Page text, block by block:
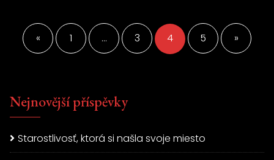
Stránkování
příspěvků
« 1 … 3 4 5 »
Nejnovější příspěvky
Starostlivosť, ktorá si našla svoje miesto